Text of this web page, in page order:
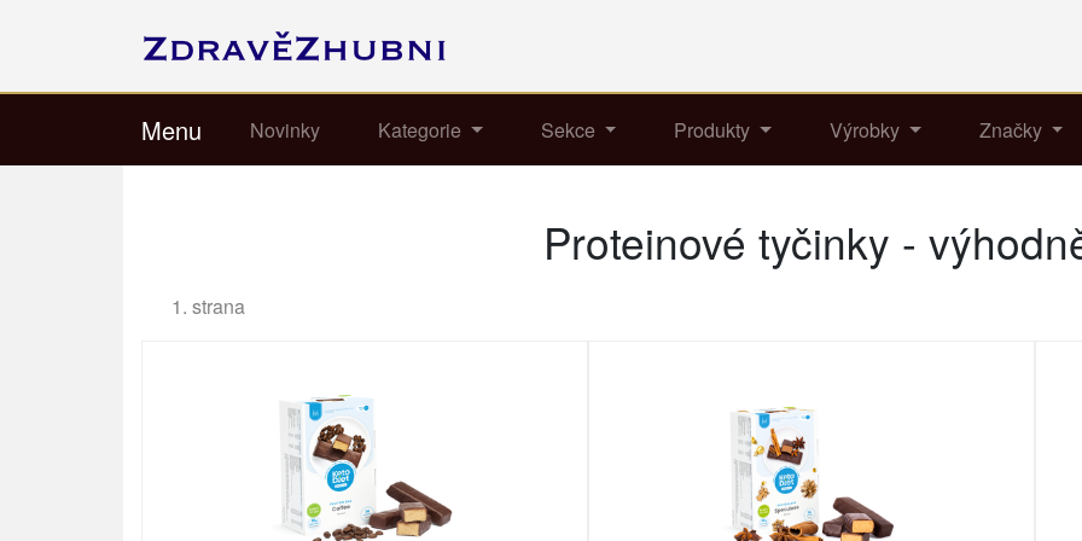
Menu Novinky Kategorie Sekce Produkty Výrobky Značky
Proteinové tyčinky -
1. strana